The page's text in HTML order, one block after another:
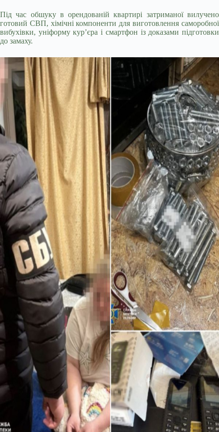
Під час обшуку в орендованій квартирі затриманої вилучено
готовий СВП, хімічні компоненти для виготовлення саморобної
вибухівки, уніформу кур’єра і смартфон із доказами підготовки
до замаху.